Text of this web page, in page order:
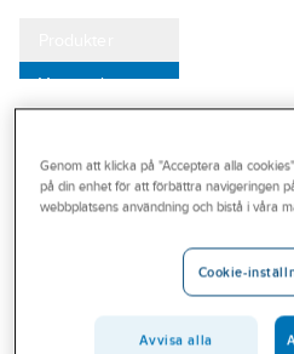
Varumärken
Outlet
Branscher
Genom att klicka på "Acceptera alla
på din enhet för att förbättra navigeringen
webbplatsens användning och bistå i våra
Cookie-
Avvisa alla